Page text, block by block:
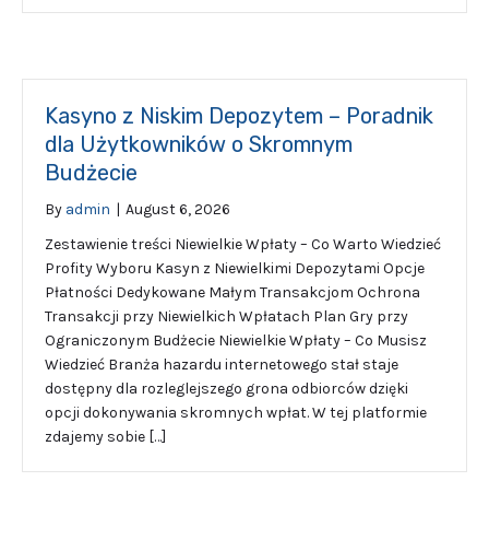
Kasyno z Niskim Depozytem – Poradnik
dla Użytkowników o Skromnym
Budżecie
By admin | August 6, 2026
Zestawienie treści Niewielkie Wpłaty – Co Warto Wiedzieć
Profity Wyboru Kasyn z Niewielkimi Depozytami Opcje
Płatności Dedykowane Małym Transakcjom Ochrona
Transakcji przy Niewielkich Wpłatach Plan Gry przy
Ograniczonym Budżecie Niewielkie Wpłaty – Co Musisz
Wiedzieć Branża hazardu internetowego stał staje
dostępny dla rozleglejszego grona odbiorców dzięki
opcji dokonywania skromnych wpłat. W tej platformie
zdajemy sobie […]